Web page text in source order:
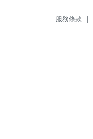
服務條款 |